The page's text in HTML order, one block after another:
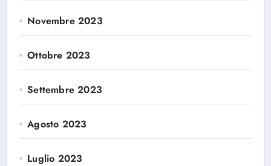
Novembre 2023
Ottobre 2023
Settembre 2023
Agosto 2023
Luglio 2023